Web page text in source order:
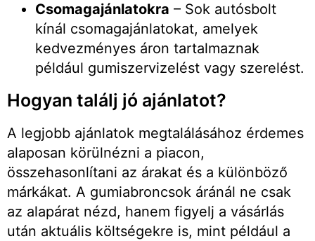
Csomagajánlatokra – Sok autósbolt
kínál csomagajánlatokat, amelyek
kedvezményes áron tartalmaznak
például gumiszervizelést vagy szerelést.
Hogyan találj jó ajánlatot?
A legjobb ajánlatok megtalálásához érdemes
alaposan körülnézni a piacon,
összehasonlítani az árakat és a különböző
márkákat. A gumiabroncsok áránál ne csak
az alapárat nézd, hanem figyelj a vásárlás
után aktuális költségekre is, mint például a